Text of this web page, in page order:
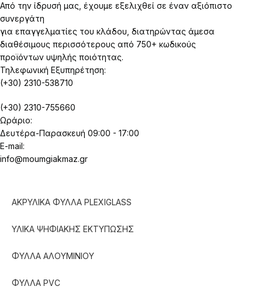
Από την ίδρυσή μας, έχουμε εξελιχθεί σε έναν αξιόπιστο
συνεργάτη
για επαγγελματίες του κλάδου, διατηρώντας άμεσα
διαθέσιμους περισσότερους από 750+ κωδικούς
προϊόντων υψηλής ποιότητας.
Τηλεφωνική Εξυπηρέτηση:
(+30) 2310-538710
(+30) 2310-755660
Ωράριο:
Δευτέρα-Παρασκευή 09:00 - 17:00
E-mail:
info@moumgiakmaz.gr
ΑΚΡΥΛΙΚΑ ΦΥΛΛΑ PLEXIGLASS
ΥΛΙΚΑ ΨΗΦΙΑΚΗΣ ΕΚΤΥΠΩΣΗΣ
ΦΥΛΛΑ ΑΛΟΥΜΙΝΙΟΥ
ΦΥΛΛΑ PVC